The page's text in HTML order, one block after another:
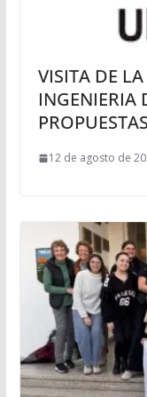
VISITA DE
INGENIERIA
12 de agosto de